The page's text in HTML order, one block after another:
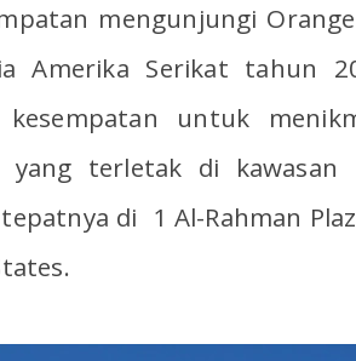
mengunjungi
Amerika Serikat tahun
kesempatan untuk
yang terletak di
di 1 Al-Rahman